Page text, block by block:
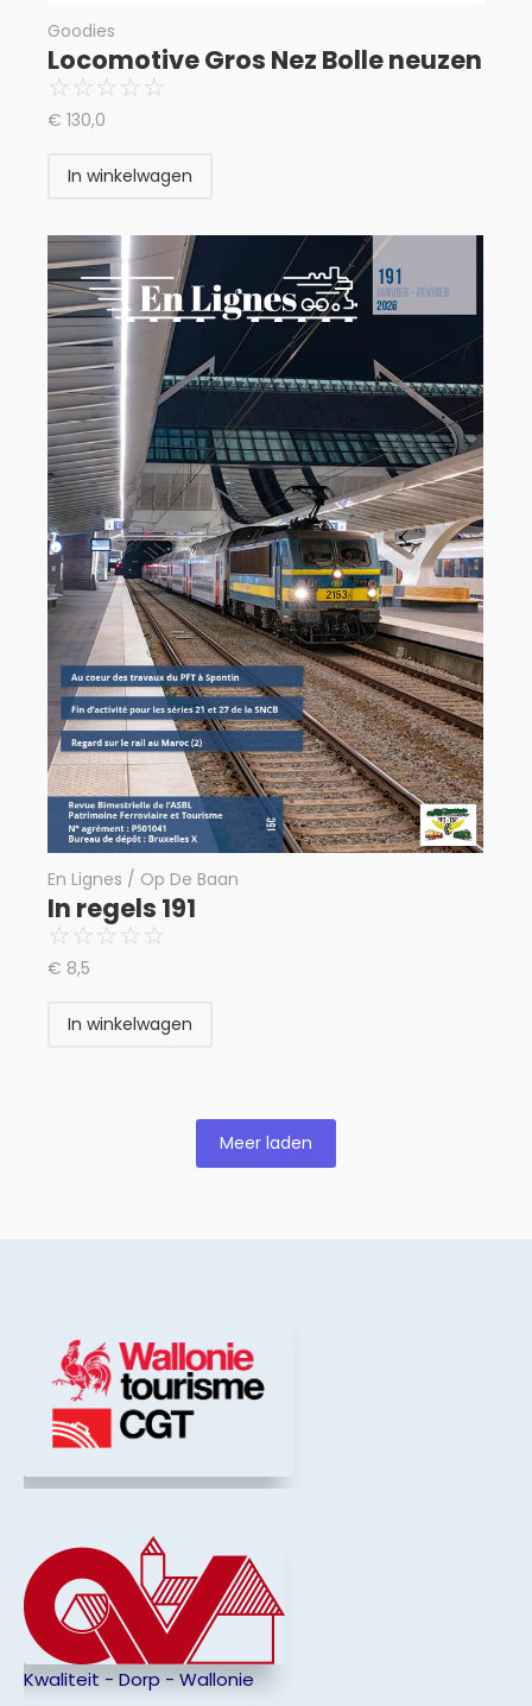
Goodies
Locomotive Gros Nez Bolle neuzen
☆☆☆☆☆
€ 130,0
In winkelwagen
En Lignes / Op De Baan
In regels 191
☆☆☆☆☆
€ 8,5
In winkelwagen
Meer laden
Kwaliteit - Dorp - Wallonie